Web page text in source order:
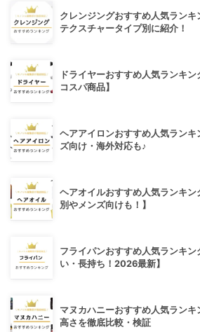
クレンジングおすすめ人気ラン
テクスチャータイプ別に紹介！
ドライヤーおすすめ人気ランキ
コスパ商品】
ヘアアイロンおすすめ人気ラン
ズ向け・海外対応も♪
ヘアオイルおすすめ人気ランキ
別やメンズ向けも！】
フライパンおすすめ人気ランキ
い・長持ち！2026最新】
マヌカハニーおすすめ人気ラン
高さを徹底比較・検証